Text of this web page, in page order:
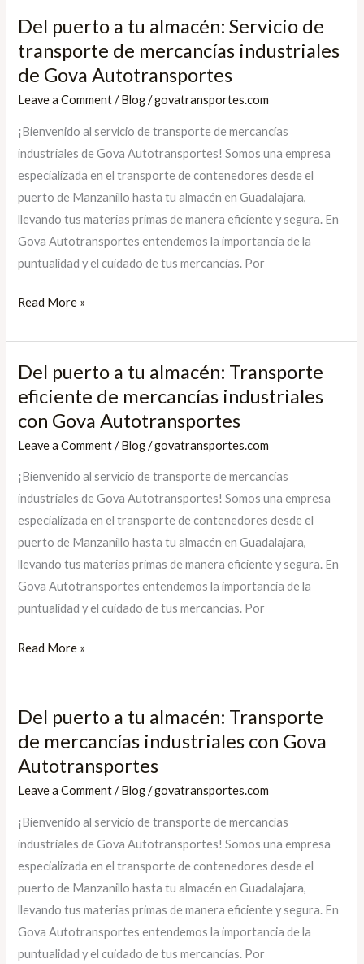
Del puerto a tu almacén: Servicio de
transporte de mercancías industriales
de Gova Autotransportes
Leave a Comment /Blog/govatransportes.com
¡Bienvenido al servicio de transporte de mercancías
industriales de Gova Autotransportes! Somos una empresa
especializada en el transporte de contenedores desde el
puerto de Manzanillo hasta tu almacén en Guadalajara,
llevando tus materias primas de manera eficiente y segura. En
Gova Autotransportes entendemos la importancia de la
puntualidad y el cuidado de tus mercancías. Por
Del
puerto
Servicio
de
transporte
de
mercancías
industriales
de
Autotransportes
Read More »
Del puerto a tu almacén: Transporte
eficiente de mercancías industriales
con Gova Autotransportes
Leave a Comment /Blog/govatransportes.com
¡Bienvenido al servicio de transporte de mercancías
industriales de Gova Autotransportes! Somos una empresa
especializada en el transporte de contenedores desde el
puerto de Manzanillo hasta tu almacén en Guadalajara,
llevando tus materias primas de manera eficiente y segura. En
Gova Autotransportes entendemos la importancia de la
puntualidad y el cuidado de tus mercancías. Por
Del
puerto
Transporte
eficiente
de
mercancías
industriales
con
Gova
Read More »
Del puerto a tu almacén: Transporte
de mercancías industriales con Gova
Autotransportes
Leave a Comment /Blog/govatransportes.com
¡Bienvenido al servicio de transporte de mercancías
industriales de Gova Autotransportes! Somos una empresa
especializada en el transporte de contenedores desde el
puerto de Manzanillo hasta tu almacén en Guadalajara,
llevando tus materias primas de manera eficiente y segura. En
Gova Autotransportes entendemos la importancia de la
puntualidad y el cuidado de tus mercancías. Por
Del
puerto
a
Transporte
de
mercancías
industriales
con
Gova
Autotransportes